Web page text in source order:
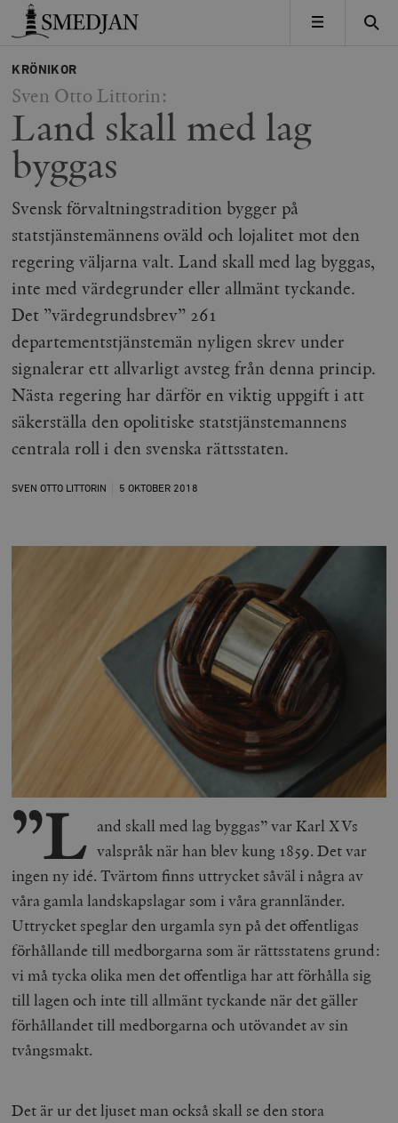
Timbro
MENY
KRÖNIKOR
Sven Otto Littorin:
Land skall med lag
byggas
Svensk förvaltningstradition bygger på
statstjänstemännens oväld och lojalitet mot den
regering väljarna valt. Land skall med lag byggas,
inte med värdegrunder eller allmänt tyckande.
Det ”värdegrundsbrev” 261
departementstjänstemän nyligen skrev under
signalerar ett allvarligt avsteg från denna princip.
Nästa regering har därför en viktig uppgift i att
säkerställa den opolitiske statstjänstemannens
centrala roll i den svenska rättsstaten.
SVEN OTTO LITTORIN 5 OKTOBER 2018
”L and skall med lag byggas” var Karl XVs
valspråk när han blev kung 1859. Det var
ingen ny idé. Tvärtom finns uttrycket såväl i några av
våra gamla landskapslagar som i våra grannländer.
Uttrycket speglar den urgamla syn på det offentligas
förhållande till medborgarna som är rättsstatens grund:
vi må tycka olika men det offentliga har att förhålla sig
till lagen och inte till allmänt tyckande när det gäller
förhållandet till medborgarna och utövandet av sin
tvångsmakt.
Det är ur det ljuset man också skall se den stora